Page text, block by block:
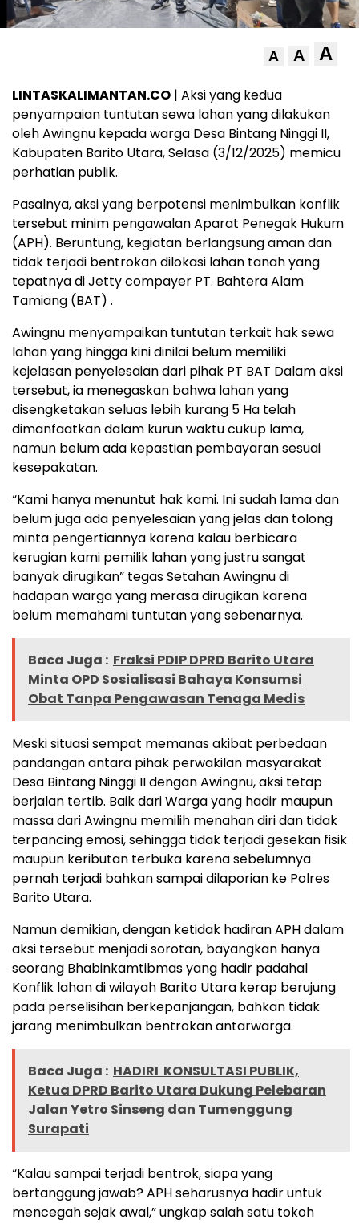
A A A
LINTASKALIMANTAN.CO | Aksi yang kedua
penyampaian tuntutan sewa lahan yang dilakukan
oleh Awingnu kepada warga Desa Bintang Ninggi II,
Kabupaten Barito Utara, Selasa (3/12/2025) memicu
perhatian publik.
Pasalnya, aksi yang berpotensi menimbulkan konflik
tersebut minim pengawalan Aparat Penegak Hukum
(APH). Beruntung, kegiatan berlangsung aman dan
tidak terjadi bentrokan dilokasi lahan tanah yang
tepatnya di Jetty compayer PT. Bahtera Alam
Tamiang (BAT) .
Awingnu menyampaikan tuntutan terkait hak sewa
lahan yang hingga kini dinilai belum memiliki
kejelasan penyelesaian dari pihak PT BAT Dalam aksi
tersebut, ia menegaskan bahwa lahan yang
disengketakan seluas lebih kurang 5 Ha telah
dimanfaatkan dalam kurun waktu cukup lama,
namun belum ada kepastian pembayaran sesuai
kesepakatan.
“Kami hanya menuntut hak kami. Ini sudah lama dan
belum juga ada penyelesaian yang jelas dan tolong
minta pengertiannya karena kalau berbicara
kerugian kami pemilik lahan yang justru sangat
banyak dirugikan” tegas Setahan Awingnu di
hadapan warga yang merasa dirugikan karena
belum memahami tuntutan yang sebenarnya.
Baca Juga : Fraksi PDIP DPRD Barito Utara
Minta OPD Sosialisasi Bahaya Konsumsi
Obat Tanpa Pengawasan Tenaga Medis
Meski situasi sempat memanas akibat perbedaan
pandangan antara pihak perwakilan masyarakat
Desa Bintang Ninggi II dengan Awingnu, aksi tetap
berjalan tertib. Baik dari Warga yang hadir maupun
massa dari Awingnu memilih menahan diri dan tidak
terpancing emosi, sehingga tidak terjadi gesekan fisik
maupun keributan terbuka karena sebelumnya
pernah terjadi bahkan sampai dilaporian ke Polres
Barito Utara.
Namun demikian, dengan ketidak hadiran APH dalam
aksi tersebut menjadi sorotan, bayangkan hanya
seorang Bhabinkamtibmas yang hadir padahal
Konflik lahan di wilayah Barito Utara kerap berujung
pada perselisihan berkepanjangan, bahkan tidak
jarang menimbulkan bentrokan antarwarga.
Baca Juga : HADIRI KONSULTASI PUBLIK,
Ketua DPRD Barito Utara Dukung Pelebaran
Jalan Yetro Sinseng dan Tumenggung
Surapati
“Kalau sampai terjadi bentrok, siapa yang
bertanggung jawab? APH seharusnya hadir untuk
mencegah sejak awal,” ungkap salah satu tokoh